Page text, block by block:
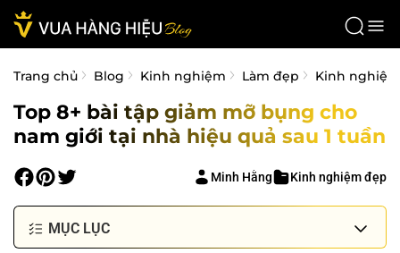
Trang chủ Blog Kinh nghiệm Làm đẹp Kinh
Top 8+ bài tập giảm mỡ bụng cho
nam giới tại nhà hiệu quả sau 1 tuần
Minh Hằng Kinh nghiệm đẹp
MỤC LỤC